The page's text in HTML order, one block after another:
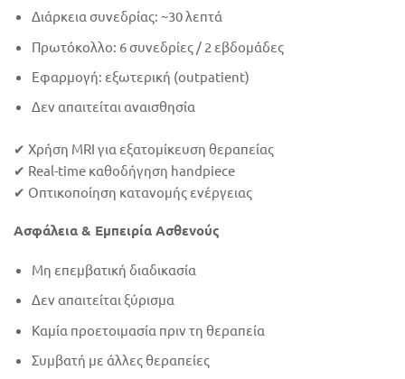
Διάρκεια συνεδρίας: ~30 λεπτά
Πρωτόκολλο: 6 συνεδρίες / 2 εβδομάδες
Εφαρμογή: εξωτερική (outpatient)
Δεν απαιτείται αναισθησία
✔ Χρήση MRI για εξατομίκευση θεραπείας
✔ Real-time καθοδήγηση handpiece
✔ Οπτικοποίηση κατανομής ενέργειας
Ασφάλεια & Εμπειρία Ασθενούς
Μη επεμβατική διαδικασία
Δεν απαιτείται ξύρισμα
Καμία προετοιμασία πριν τη θεραπεία
Συμβατή με άλλες θεραπείες